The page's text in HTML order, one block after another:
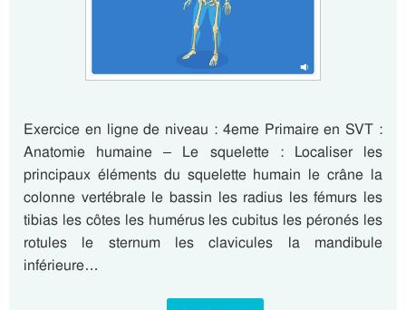
Exercice en ligne de niveau : 4eme Primaire en SVT :
Anatomie humaine – Le squelette : Localiser les
principaux éléments du squelette humain le crâne la
colonne vertébrale le bassin les radius les fémurs les
tibias les côtes les humérus les cubitus les péronés les
rotules le sternum les clavicules la mandibule
inférieure…